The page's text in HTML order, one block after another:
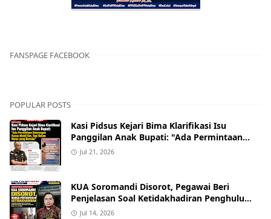
FANSPAGE FACEBOOK
POPULAR POSTS
Kasi Pidsus Kejari Bima Klarifikasi Isu
Panggilan Anak Bupati: "Ada Permintaan
Keterangan Kasus Mobil Bor, Tapi Bukan
Jul 21, 2026
KUA Soromandi Disorot, Pegawai Beri
Penjelasan Soal Ketidakhadiran Penghulu
pada Akad Nikah Mualaf
Jul 14, 2026